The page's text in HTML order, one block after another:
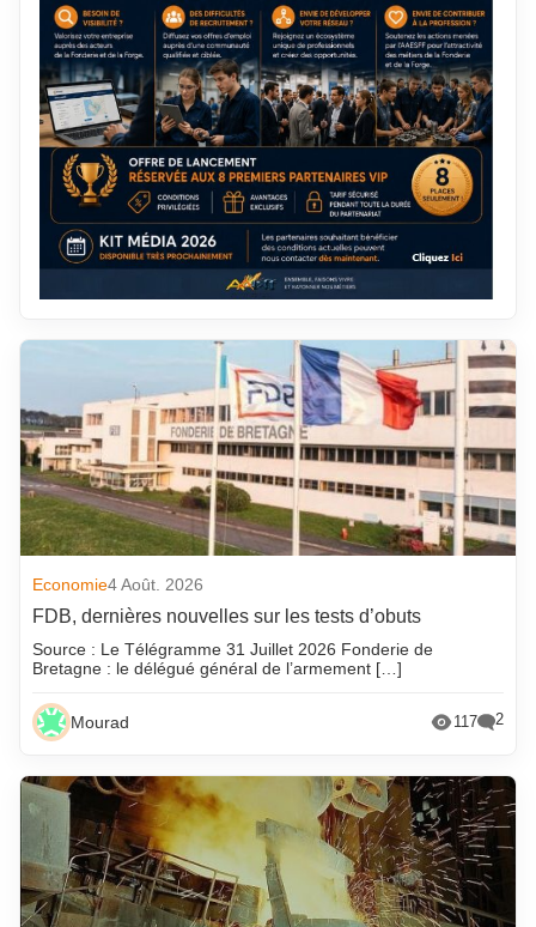
Economie4 Août. 2026
FDB, dernières nouvelles sur les tests d’obuts
Source : Le Télégramme 31 Juillet 2026 Fonderie de
Bretagne : le délégué général de l’armement […]
Mourad 117 2